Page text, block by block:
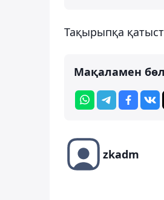
Тақырыпқа
Мақаламен
zkadm